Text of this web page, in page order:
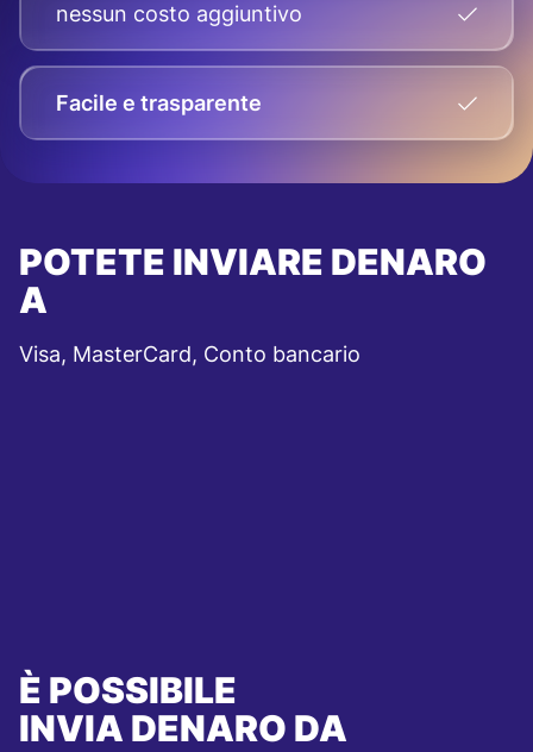
nessun costo aggiuntivo
Facile e trasparente
POTETE INVIARE DENARO
A
Visa, MasterCard, Conto bancario
È POSSIBILE
INVIA DENARO DA